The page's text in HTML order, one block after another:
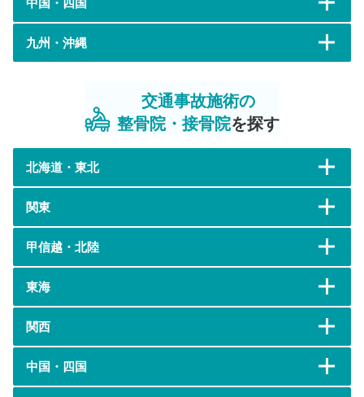
九州・沖縄
交通事故施術の
整骨院・接骨院を探す
北海道・東北
関東
甲信越・北陸
東海
関西
中国・四国